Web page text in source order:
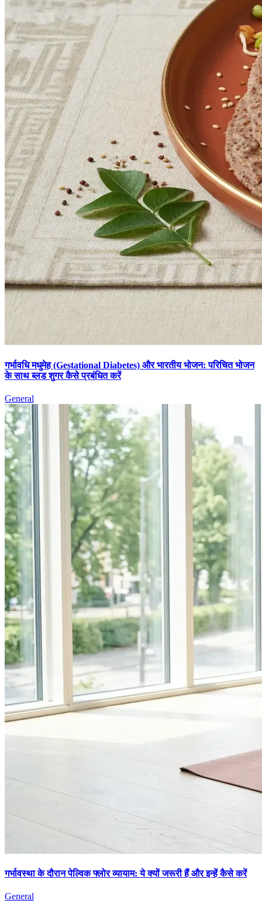
गर्भावधि मधुमेह (Gestational Diabetes) और भारतीय भोजन: परिचित भोजन
के साथ ब्लड शुगर कैसे प्रबंधित करें
General
गर्भावस्था के दौरान पेल्विक फ्लोर व्यायाम: ये क्यों जरूरी हैं और इन्हें कैसे करें
General